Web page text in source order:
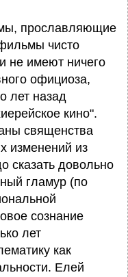
прославляющие
чисто
не имеют ничего
официоза,
лет назад
кино".
священства
изменений из
довольно
гламур (по
сознание
лет
как
Елей